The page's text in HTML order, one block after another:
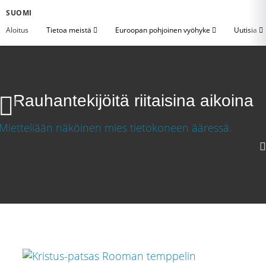
SUOMI
Aloitus
Tietoa meistä Euroopan pohjoinen vyöhyke Uutisia
Rauhantekijöitä riitaisina aikoina